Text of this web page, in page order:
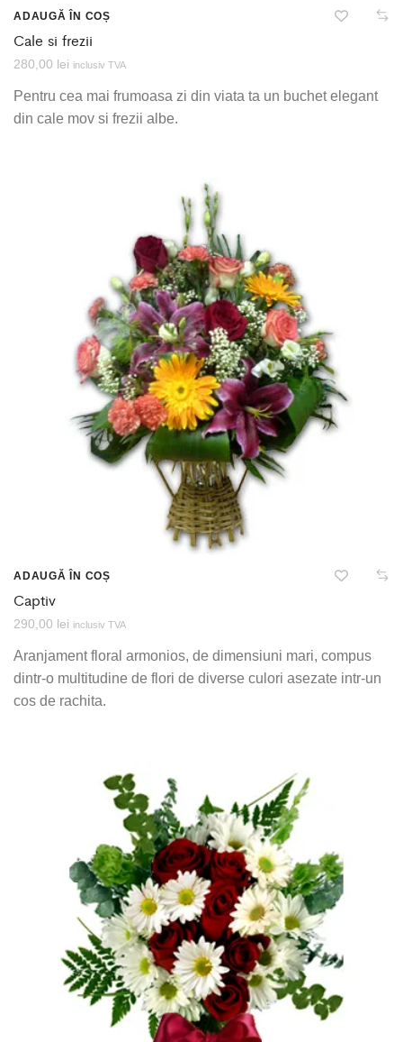
ADAUGĂ ÎN COȘ
Cale si frezii
280,00 lei inclusiv TVA
Pentru cea mai frumoasa zi din viata ta un buchet elegant
din cale mov si frezii albe.
ADAUGĂ ÎN COȘ
Captiv
290,00 lei inclusiv TVA
Aranjament floral armonios, de dimensiuni mari, compus
dintr-o multitudine de flori de diverse culori asezate intr-un
cos de rachita.